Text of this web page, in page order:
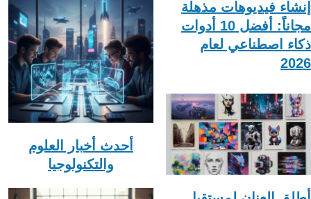
إنشاء فيديوهات مذهلة
مجاناً: أفضل 10 أدوات
ذكاء اصطناعي لعام
2026
أحدث أخبار العلوم
والتكنولوجيا